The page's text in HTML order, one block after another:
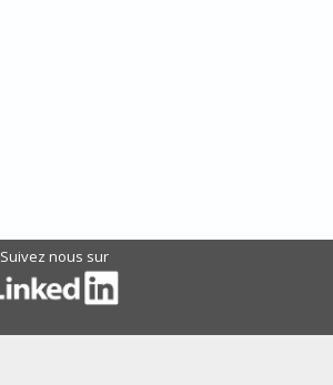
Suivez nous sur